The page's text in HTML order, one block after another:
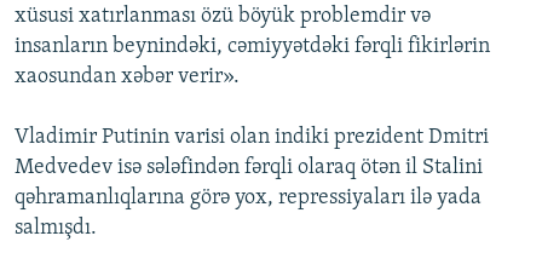
xüsusi xatırlanması özü böyük problemdir və
insanların beynindəki, cəmiyyətdəki fərqli fikirlərin
xaosundan xəbər verir».
Vladimir Putinin varisi olan indiki prezident Dmitri
Medvedev isə sələfindən fərqli olaraq ötən il Stalini
qəhramanlıqlarına görə yox, repressiyaları ilə yada
salmışdı.